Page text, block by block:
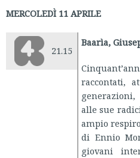
MERCOLEDÌ 11 APRILE
21.15
Baarìa,
raccontati,
alle sue
ampio
di Ennio
giovani